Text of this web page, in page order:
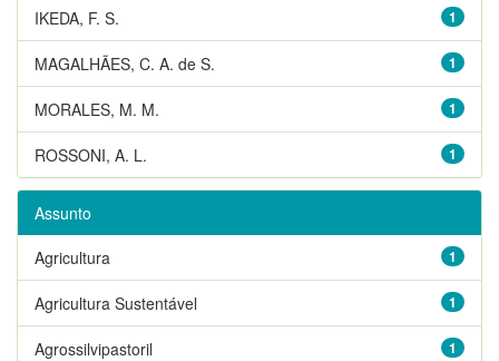
1
IKEDA, F. S.
1
MAGALHÃES, C. A. de S.
1
MORALES, M. M.
1
ROSSONI, A. L.
Assunto
1
Agricultura
1
Agricultura Sustentável
1
Agrossilvipastoril